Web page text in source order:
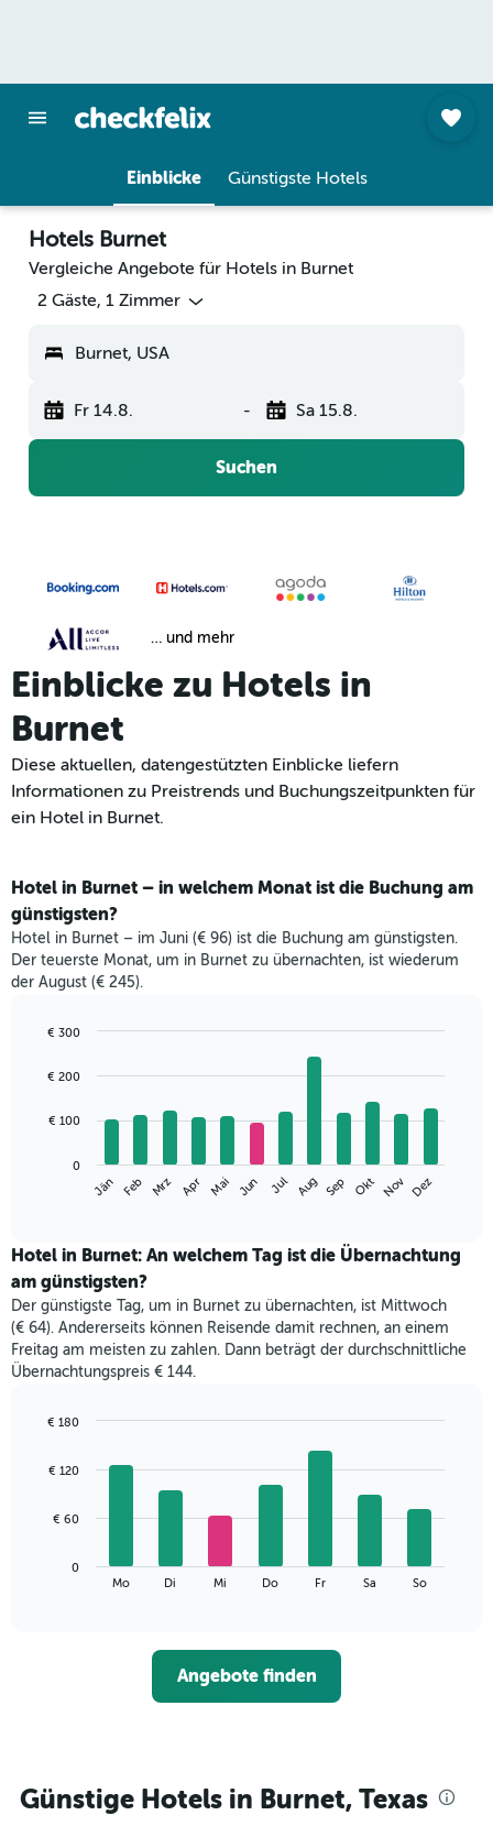
Einblicke Günstigste Hotels
Hotels Burnet
Vergleiche Angebote für Hotels in Burnet
2 Gäste, 1 Zimmer
Burnet, USA
Fr 14.8. - Sa 15.8.
Suchen
… und mehr
Einblicke zu Hotels in
Burnet
Diese aktuellen, datengestützten Einblicke liefern
Informationen zu Preistrends und Buchungszeitpunkten für
ein Hotel in Burnet.
Hotel in Burnet – in welchem Monat ist die Buchung am
günstigsten?
Hotel in Burnet – im Juni (€ 96) ist die Buchung am günstigsten.
Der teuerste Monat, um in Burnet zu übernachten, ist wiederum
der August (€ 245).
chart
bars.
folgende
den
durchschnittlichen
Zimmerpreis
im
jeweiligen
Monat
an.
Diagramm
X-
die
Monate
Zimmerpreis
graphic.
Jän Feb Mrz Apr Mai Jun Jul Aug Sep Okt Nov Dez
0
€ 100
€ 200
€ 300
Hotel in Burnet: An welchem Tag ist die Übernachtung
am günstigsten?
Der günstigste Tag, um in Burnet zu übernachten, ist Mittwoch
(€ 64). Andererseits können Reisende damit rechnen, an einem
Freitag am meisten zu zahlen. Dann beträgt der durchschnittliche
Übernachtungspreis € 144.
with
bars.
folgende
durchschnittlichen
jeweiligen
Wochentag.
Mo Di Mi Do Fr Sa So
0
€ 60
€ 120
€ 180
Angebote finden
Günstige Hotels in Burnet, Texas